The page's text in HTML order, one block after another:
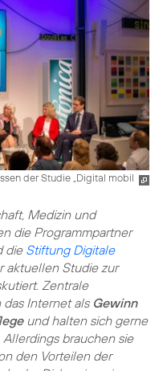
der Studie „Digital mobil
Medizin und
die Programmpartner
die Stiftung Digitale
aktuellen Studie zur
Zentrale
das Internet als Gewinn
und halten sich gerne
brauchen sie
den Vorteilen der